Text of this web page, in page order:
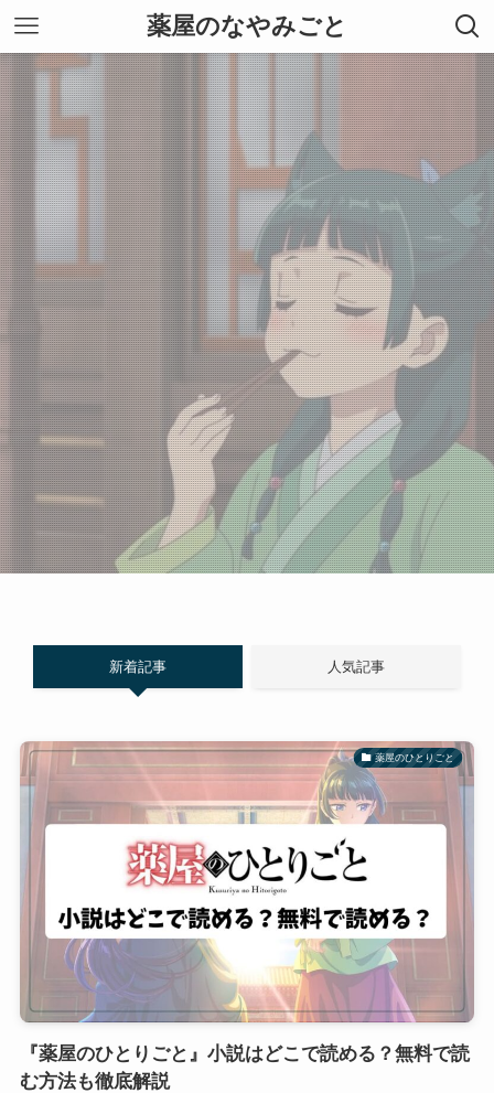
薬屋のなやみごと
新着記事 人気記事
薬屋のひとりごと
『薬屋のひとりごと』小説はどこで読める？無料で読
む方法も徹底解説